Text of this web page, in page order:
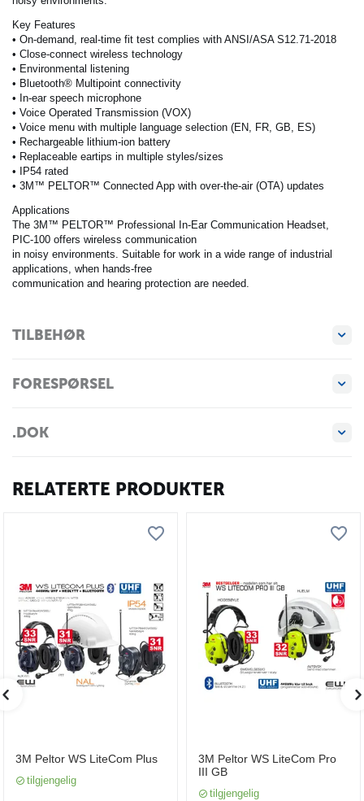
Key Features
• On-demand, real-time fit test complies with ANSI/ASA S12.71-2018
• Close-connect wireless technology
• Environmental listening
• Bluetooth® Multipoint connectivity
• In-ear speech microphone
• Voice Operated Transmission (VOX)
• Voice menu with multiple language selection (EN, FR, GB, ES)
• Rechargeable lithium-ion battery
• Replaceable eartips in multiple styles/sizes
• IP54 rated
• 3M™ PELTOR™ Connected App with over-the-air (OTA) updates
Applications
The 3M™ PELTOR™ Professional In-Ear Communication Headset,
PIC-100 offers wireless communication
in noisy environments. Suitable for work in a wide range of industrial
applications, when hands-free
communication and hearing protection are needed.
TILBEHØR
FORESPØRSEL
.DOK
RELATERTE PRODUKTER
3M Peltor WS LiteCom Plus
tilgjengelig
3M Peltor WS LiteCom Pro
III GB
tilgjengelig